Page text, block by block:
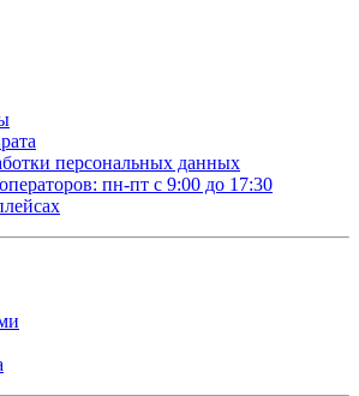
персональных данных
пн-пт с 9:00 до 17:30